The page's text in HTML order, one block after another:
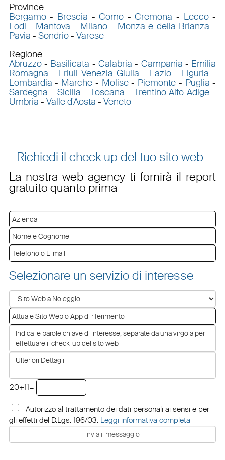
Province
Bergamo- Brescia -Como -Cremona - Lecco-
Lodi - Mantova - Milano - Monza e della Brianza -
Pavia - Sondrio- Varese
Regione
Abruzzo- Basilicata - Calabria - Campania - Emilia
Romagna - Friuli Venezia Giulia - Lazio - Liguria -
Lombardia - Marche - Molise- Piemonte - Puglia -
Sardegna - Sicilia - Toscana - Trentino Alto Adige -
Umbria - Valle d'Aosta - Veneto
Richiedi il check up del tuo sito web
La nostra web agency ti fornirà il report
gratuito quanto prima
Selezionare un servizio di interesse
20+11=
Autorizzo al trattamento dei dati personali ai sensi e per
gli effetti del D.Lgs. 196/03. Leggi informativa completa